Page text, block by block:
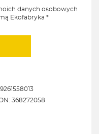
danych osobowych
Ekofabryka *
368272058